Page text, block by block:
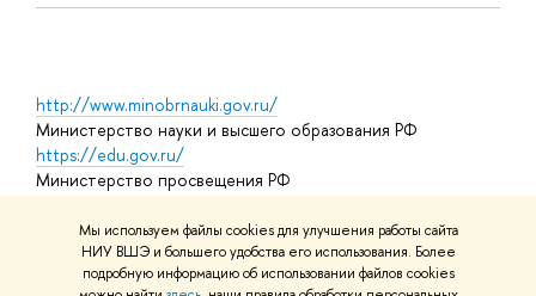
Мы используем файлы cookies для улучшения работы сайта
НИУ ВШЭ и большего удобства его использования. Более
подробную информацию об использовании файлов cookies
http://www.minobrnauki.gov.ru/
Министерство науки и высшего образования РФ
https://edu.gov.ru/
Министерство просвещения РФ
Массовые открытые онлайн-курсы